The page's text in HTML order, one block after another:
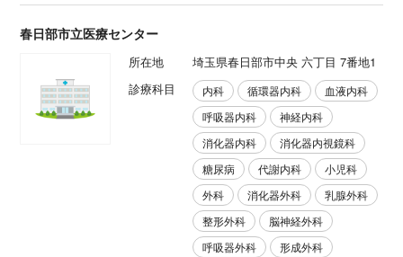
春日部市立医療センター
所在地
埼玉県春日部市中央 六丁目 7番地1
診療科目
内科 循環器内科
血液内科
呼吸器内科
神経内科
消化器内科
消化器内視鏡科
糖尿病
代謝内科
小児科
外科
消化器外科
乳腺外科
整形外科
脳神経外科
呼吸器外科
形成外科